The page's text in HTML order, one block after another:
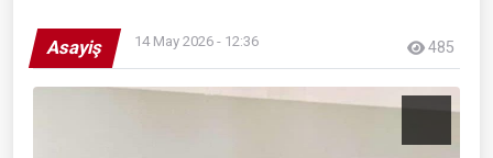
Asayiş 14 May 2026 - 12:36 485